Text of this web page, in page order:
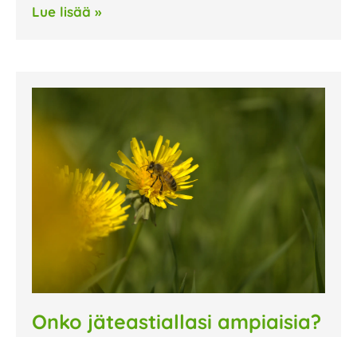
Lue lisää »
Onko jäteastiallasi ampiaisia?